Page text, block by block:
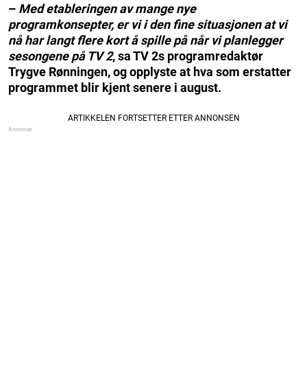
– Med etableringen av mange nye
programkonsepter, er vi i den fine situasjonen at vi
nå har langt flere kort å spille på når vi planlegger
sesongene på TV 2, sa TV 2s programredaktør
Trygve Rønningen, og opplyste at hva som erstatter
programmet blir kjent senere i august.